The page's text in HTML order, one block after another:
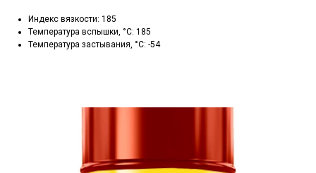
Индекс вязкости: 185
Температура вспышки, °C: 185
Температура застывания, °C: -54